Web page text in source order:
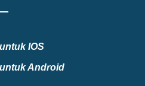
IOS
Android